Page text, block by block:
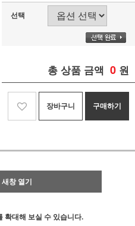
선택
총 상품 금액 0 원
장바구니 구매하기
창 열기
확대해 보실 수 있습니다.